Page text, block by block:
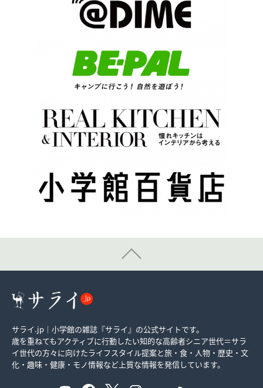
サライ.jp｜小学館の雑誌『サライ』の公式サイトです。
歳を重ねてもアクティブに行動したい知的な高齢者シニア世代＝サラ
イ世代の方々に向けたライフスタイル提案と旅・食・人物・歴史・文
化・趣味・健康・モノ情報など上質な情報を発信しています。